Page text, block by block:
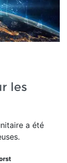
les
a été